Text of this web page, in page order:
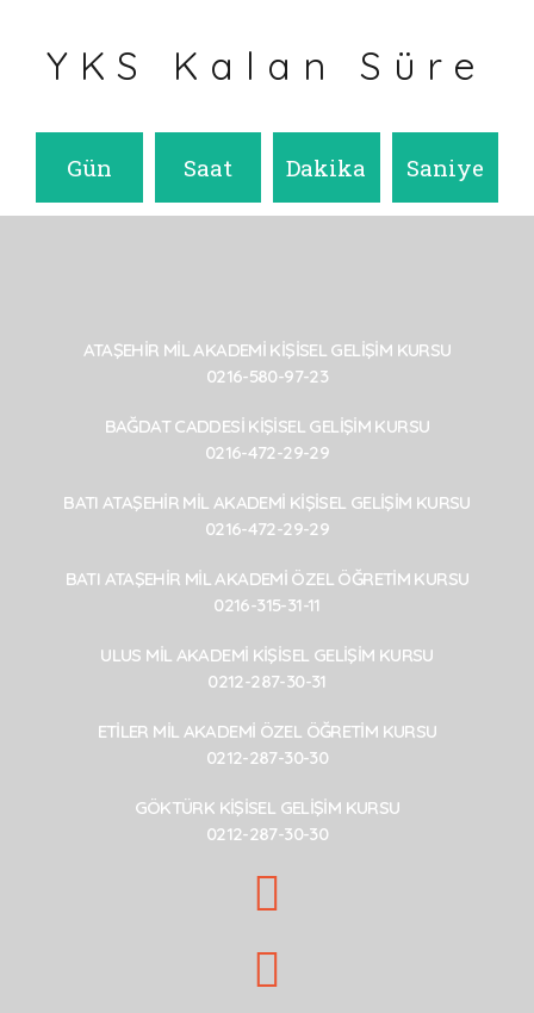
YKS Kalan Süre
Gün Saat Dakika Saniye
ATAŞEHİR MİL AKADEMİ KİŞİSEL GELİŞİM KURSU
0216-580-97-23
BAĞDAT CADDESİ KİŞİSEL GELİŞİM KURSU
0216-472-29-29
BATI ATAŞEHİR MİL AKADEMİ KİŞİSEL GELİŞİM KURSU
0216-472-29-29
BATI ATAŞEHİR MİL AKADEMİ ÖZEL ÖĞRETİM KURSU
0216-315-31-11
ULUS MİL AKADEMİ KİŞİSEL GELİŞİM KURSU
0212-287-30-31
ETİLER MİL AKADEMİ ÖZEL ÖĞRETİM KURSU
0212-287-30-30
GÖKTÜRK KİŞİSEL GELİŞİM KURSU
0212-287-30-30